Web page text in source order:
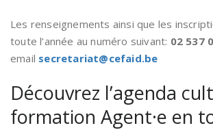
Les renseignements ainsi que les
toute l’année au numéro suivant: 02 537
email secretariat@cefaid.be
Découvrez l’agenda
formation Agent·e en